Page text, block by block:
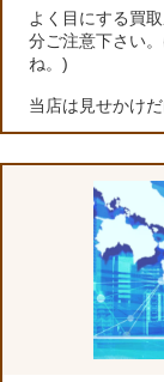
よく目にする買
分ご注意下さい
ね。)
当店は見せかけ